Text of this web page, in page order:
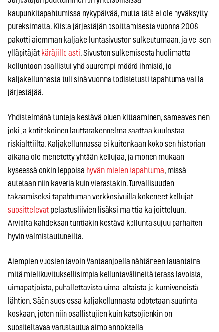
kaupunkitapahtumissa nykypäivää, mutta tätä ei ole hyväksytty
pureksimatta. Kiista järjestäjän osoittamisesta vuonna 2008
pakotti aiemman kaljakelluntasivuston sulkeutumaan, ja vei sen
ylläpitäjät käräjille asti. Sivuston sulkemisesta huolimatta
kelluntaan osallistui yhä suurempi määrä ihmisiä, ja
kaljakellunnasta tuli sinä vuonna todistetusti tapahtuma vailla
järjestäjää.
Yhdistelmänä tunteja kestävä oluen kittaaminen, sameavesinen
joki ja kotitekoinen lauttarakennelma saattaa kuulostaa
riskialttiilta. Kaljakellunnassa ei kuitenkaan koko sen historian
aikana ole menetetty yhtään kellujaa, ja monen mukaan
kyseessä onkin leppoisa hyvän mielen tapahtuma, missä
autetaan niin kaveria kuin vierastakin. Turvallisuuden
takaamiseksi tapahtuman verkkosivuilla kokeneet kellujat
suosittelevat pelastusliivien lisäksi malttia kaljoitteluun.
Arviolta kahdeksan tuntiakin kestävä kellunta sujuu parhaiten
hyvin valmistautuneilta.
Aiempien vuosien tavoin Vantaanjoella nähtäneen lauantaina
mitä mielikuvituksellisimpia kelluntavälineitä terassilavoista,
uimapatjoista, puhallettavista uima-altaista ja kumiveneistä
lähtien. Sään suosiessa kaljakellunnasta odotetaan suurinta
koskaan, joten niin osallistujien kuin katsojienkin on
suositeltavaa varustautua aimo annoksella